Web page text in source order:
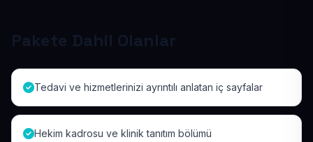
Pakete Dahil Olanlar
Tedavi ve hizmetlerinizi ayrıntılı anlatan iç sayfalar
Hekim kadrosu ve klinik tanıtım bölümü